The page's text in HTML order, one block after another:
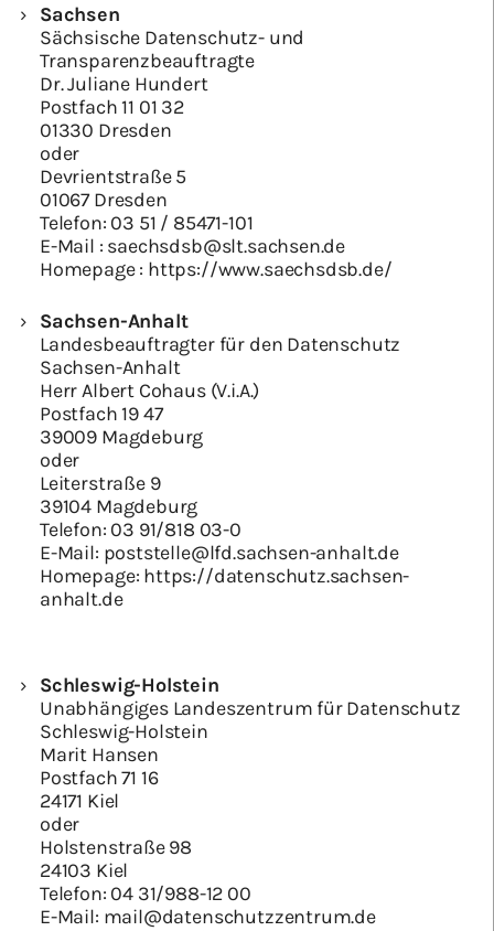
Sachsen
Sächsische Datenschutz- und
Transparenzbeauftragte
Dr. Juliane Hundert
Postfach 11 01 32
01330 Dresden
oder
Devrientstraße 5
01067 Dresden
Telefon: 03 51 / 85471-101
E-Mail : saechsdsb@slt.sachsen.de
Homepage : https://www.saechsdsb.de/
Sachsen-Anhalt
Landesbeauftragter für den Datenschutz
Sachsen-Anhalt
Herr Albert Cohaus (V.i.A.)
Postfach 19 47
39009 Magdeburg
oder
Leiterstraße 9
39104 Magdeburg
Telefon: 03 91/818 03-0
E-Mail: poststelle@lfd.sachsen-anhalt.de
Homepage: https://datenschutz.sachsen-
anhalt.de
Schleswig-Holstein
Unabhängiges Landeszentrum für Datenschutz
Schleswig-Holstein
Marit Hansen
Postfach 71 16
24171 Kiel
oder
Holstenstraße 98
24103 Kiel
Telefon: 04 31/988-12 00
E-Mail: mail@datenschutzzentrum.de